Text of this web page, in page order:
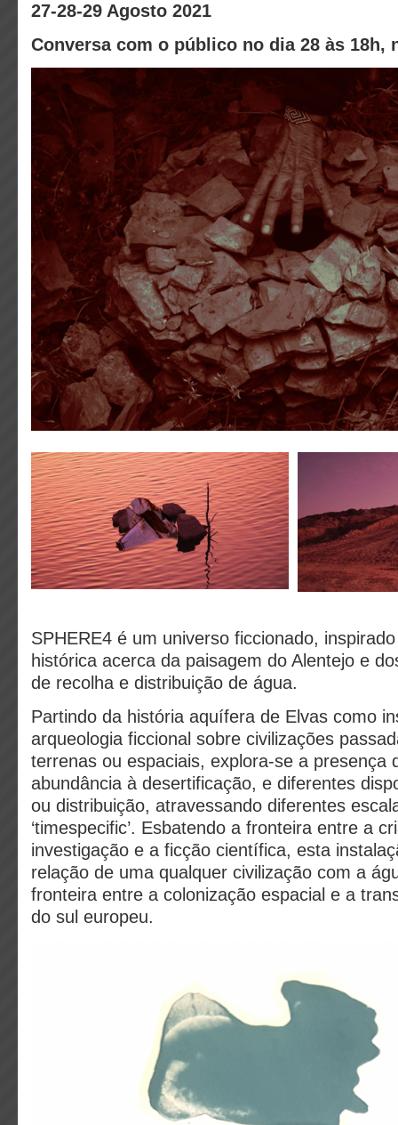
27-28-29 Agosto 2021
Conversa com o público no dia 28 às 18h,
SPHERE4 é um universo ficcionado,
histórica acerca da paisagem do Alentejo e
de recolha e distribuição de água.
Partindo da história aquífera de Elvas como
arqueologia ficcional sobre civilizações
terrenas ou espaciais, explora-se a presença
abundância à desertificação, e diferentes
ou distribuição, atravessando diferentes
‘timespecific’. Esbatendo a fronteira entre a
investigação e a ficção científica, esta
relação de uma qualquer civilização com a
fronteira entre a colonização espacial e a
do sul europeu.